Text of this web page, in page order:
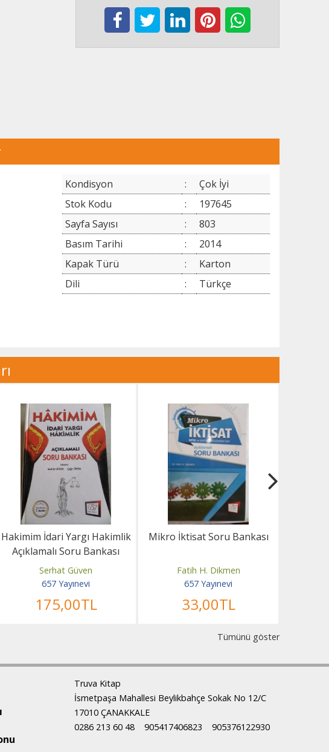
Kondisyon :
Çok İyi
Stok Kodu
:
197645
Sayfa Sayısı
:
803
Basım Tarihi
:
2014
Kapak Türü
:
Karton
Dili
: Türkçe
Hakimim İdari Yargı Hakimlik
Açıklamalı Soru Bankası
Serhat Güven
657 Yayınevi
175,00TL
Mikro İktisat Soru Bankası
Fatih H. Dikmen
657 Yayınevi
33,00TL
Tümünü göster
Truva Kitap
İsmetpaşa Mahallesi Beylikbahçe Sokak No 12/C
17010 ÇANAKKALE
0286 213 60 48
905417406823 905376122930